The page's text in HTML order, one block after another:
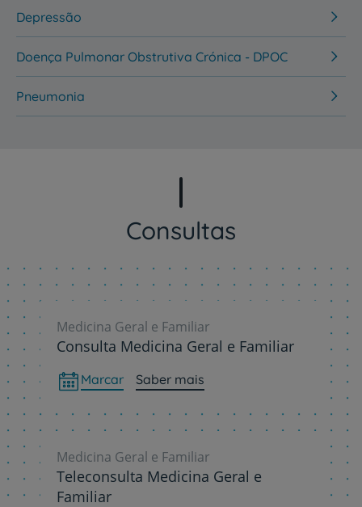
Depressão
Doença Pulmonar Obstrutiva Crónica - DPOC
Pneumonia
Consultas
Medicina Geral e Familiar
Consulta Medicina Geral e Familiar
Marcar Saber mais
Medicina Geral e Familiar
Teleconsulta Medicina Geral e
Familiar